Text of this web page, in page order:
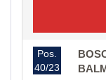
Pos.
40/23